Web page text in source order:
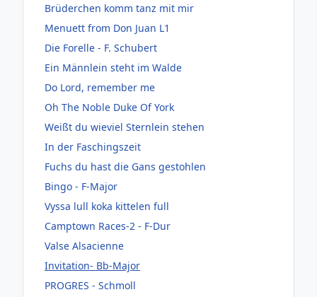
Brüderchen komm tanz mit mir
Menuett from Don Juan L1
Die Forelle - F. Schubert
Ein Männlein steht im Walde
Do Lord, remember me
Oh The Noble Duke Of York
Weißt du wieviel Sternlein stehen
In der Faschingszeit
Fuchs du hast die Gans gestohlen
Bingo - F-Major
Vyssa lull koka kittelen full
Camptown Races-2 - F-Dur
Valse Alsacienne
Invitation- Bb-Major
PROGRES - Schmoll